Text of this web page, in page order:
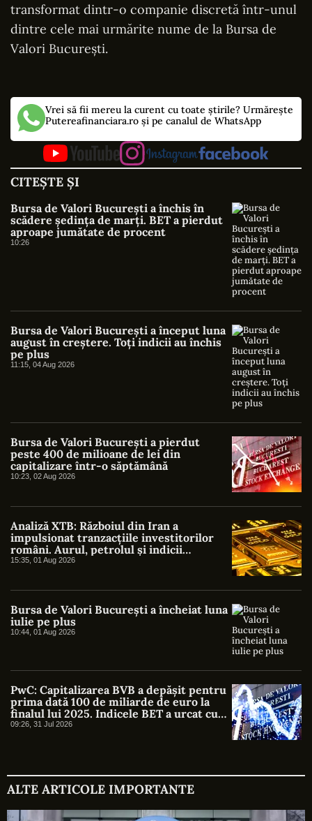
transformat dintr-o companie discretă într-unul
dintre cele mai urmărite nume de la Bursa de
Valori București.
Vrei să fii mereu la curent cu toate știrile? Urmărește
Putereafinanciara.ro și pe canalul de WhatsApp
CITEȘTE ȘI
Bursa de Valori București a închis în
scădere ședința de marți. BET a pierdut
aproape jumătate de procent
10:26
Bursa de Valori București a început luna
august în creștere. Toți indicii au închis
pe plus
11:15, 04 Aug 2026
Bursa de Valori București a pierdut
peste 400 de milioane de lei din
capitalizare într-o săptămână
10:23, 02 Aug 2026
Analiză XTB: Războiul din Iran a
impulsionat tranzacțiile investitorilor
români. Aurul, petrolul și indicii
americani au atras cel mai mare interes
15:35, 01 Aug 2026
Bursa de Valori București a încheiat luna
iulie pe plus
10:44, 01 Aug 2026
PwC: Capitalizarea BVB a depășit pentru
prima dată 100 de miliarde de euro la
finalul lui 2025. Indicele BET a urcat cu
46%
09:26, 31 Jul 2026
ALTE ARTICOLE IMPORTANTE